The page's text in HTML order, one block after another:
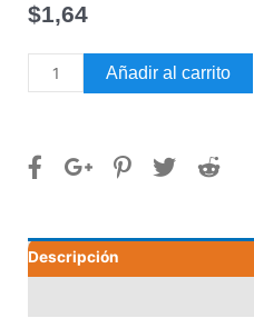
$1,64
MICRO
SWITCH
125/250VAC
LXW-
3-
Añadir al carrito
Descripción